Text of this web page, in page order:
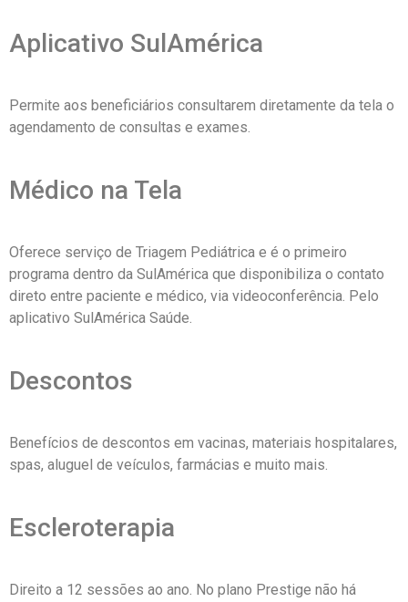
Aplicativo SulAmérica
Permite aos beneficiários consultarem diretamente da tela o
agendamento de consultas e exames.
Médico na Tela
Oferece serviço de Triagem Pediátrica e é o primeiro
programa dentro da SulAmérica que disponibiliza o contato
direto entre paciente e médico, via videoconferência. Pelo
aplicativo SulAmérica Saúde.
Descontos
Benefícios de descontos em vacinas, materiais hospitalares,
spas, aluguel de veículos, farmácias e muito mais.
Escleroterapia
Direito a 12 sessões ao ano. No plano Prestige não há